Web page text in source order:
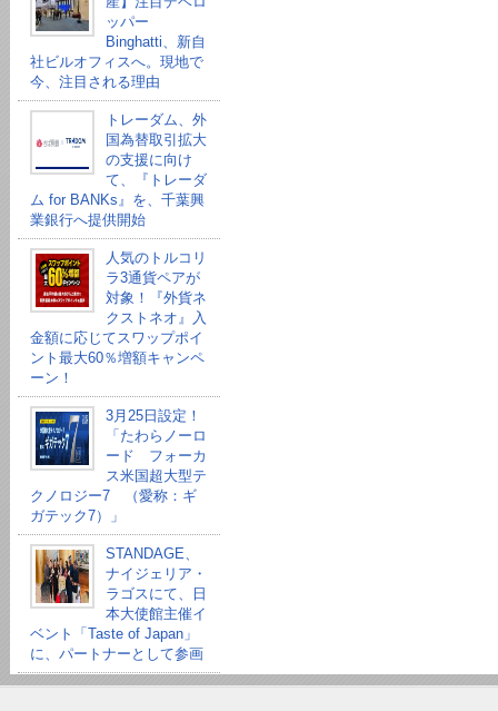
ッパー
Binghatti、新自
社ビルオフィスへ。現地で
今、注目される理由
トレーダム、外
国為替取引拡大
の支援に向け
て、『トレーダ
ム for BANKs』を、千葉興
業銀行へ提供開始
人気のトルコリ
ラ3通貨ペアが
対象！『外貨ネ
クストネオ』入
金額に応じてスワップポイ
ント最大60％増額キャンペ
ーン！
3月25日設定！
「たわらノーロ
ード フォーカ
ス米国超大型テ
クノロジー7 （愛称：ギ
ガテック7）」
STANDAGE、
ナイジェリア・
ラゴスにて、日
本大使館主催イ
ベント「Taste of Japan」
に、パートナーとして参画